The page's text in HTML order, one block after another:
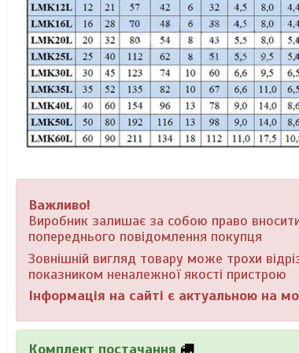
Важливо!
Виробник залишає за собою право
попереднього повідомлення покупця
Зовнішній вигляд товару може трохи
показником неналежної якості пристрою
Інформація на сайті є актуальною на
Комплект постачання